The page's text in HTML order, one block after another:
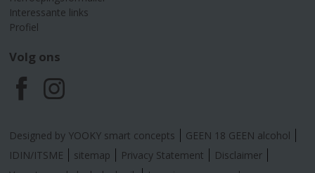
Interessante links
Profiel
Volg ons
F
a
c
I
n
s
Designed by YOOKY smart concepts
GEEN 18 GEEN alcohol
IDIN/ITSME
sitemap Privacy Statement
Disclaimer